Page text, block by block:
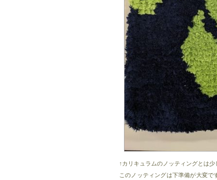
↑カリキュラムのノッティングとは
このノッティングは下準備が大変